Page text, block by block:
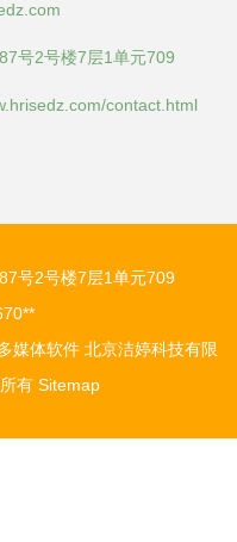
号2号楼7层1单元709
contact.html
号2号楼7层1单元709
媒体软件 北京洁婷科技有限
有 Sitemap